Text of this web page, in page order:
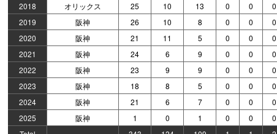
2018
オリックス 25 10 13 0 0 0
2019
阪神 26 10 8 0 0 0
2020
阪神 21 11 5 0 0 0
2021
阪神 24 6 9 0 0 0
2022
阪神 23 9 9 0 0 0
2023
阪神 18 8 5 0 0 0
2024
阪神 21 6 7 0 0 0
2025
阪神 1 0 1 0 0 0